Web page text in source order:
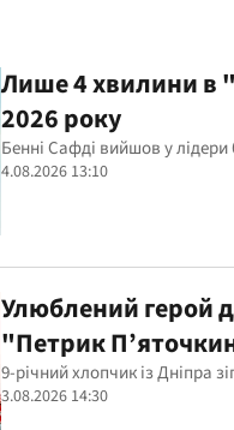
Лише 4 хвилини в
2026 року
Бенні Сафді вийшов у лідери
4.08.2026 13:10
Улюблений герой
"Петрик
9-річний хлопчик із Дніпра
3.08.2026 14:30